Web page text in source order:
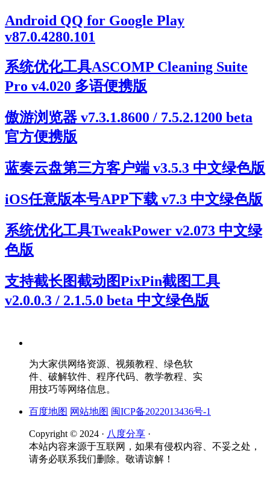
Android QQ for Google Play
v87.0.4280.101
系统优化工具ASCOMP Cleaning Suite
Pro v4.020 多语便携版
傲游浏览器 v7.3.1.8600 / 7.5.2.1200 beta
官方便携版
蓝奏云盘第三方客户端 v3.5.3 中文绿色版
iOS任意版本号APP下载 v7.3 中文绿色版
系统优化工具TweakPower v2.073 中文绿
色版
支持截长图截动图PixPin截图工具
v2.0.0.3 / 2.1.5.0 beta 中文绿色版
为大家供网络资源、视频教程、绿色软
件、破解软件、程序代码、教学教程、实
用技巧等网络信息。
百度地图 网站地图 闽ICP备2022013436号-1
Copyright © 2024 · 八度分享 ·
本站内容来源于互联网，如果有侵权内容、不妥之处，
请务必联系我们删除。敬请谅解！